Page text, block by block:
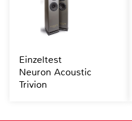
Einzeltest
Neuron Acoustic
Trivion